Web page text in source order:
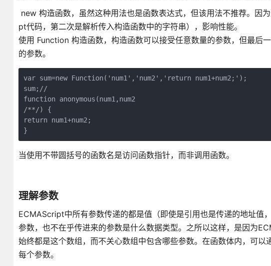
new 构造函数，虽然这种用法也是函数表达式，但该用法不推荐。因
pt代码，第二次是解析传入构造函数中的字符串），影响性能。
使用 Function 构造函数，构造函数可以接受任意数量的参数，但最后
的参数。
var sum=new Function('num1','num2','return num1+num2;');
sum;//
function anonymous(num1,num2
/**/) {
return num1+num2;
}
当使用不带圆括号的函数名是访问函数指针，而非调用函数。
理解参数
ECMAScript中所有参数传递的都是值（即使是引用也是传递的地址
参数，也不在乎传进来的参数是什么数据类型。之所以这样，是因为
始终都是这个数组，而不关心数组中包含哪些参数。在函数体内，可
每个参数。